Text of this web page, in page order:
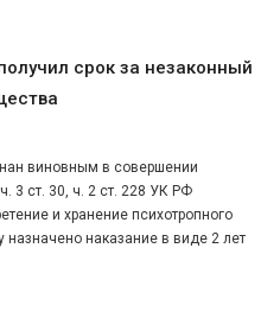
срок за незаконный
виновным в совершении
3 ст. 30, ч. 2 ст. 228 УК РФ
и хранение психотропного
наказание в виде 2 лет